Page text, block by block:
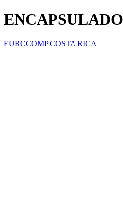
EUROCOMP COSTA RICA